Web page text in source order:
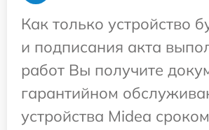
Как только устройство
и подписания акта
работ Вы получите
гарантийном
устройства Midea